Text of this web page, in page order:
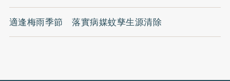
適逢梅雨季節 落實病媒蚊孳生源清除